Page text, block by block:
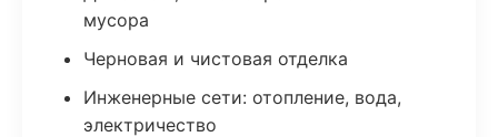
мусора
Черновая и чистовая отделка
Инженерные сети: отопление, вода,
электричество